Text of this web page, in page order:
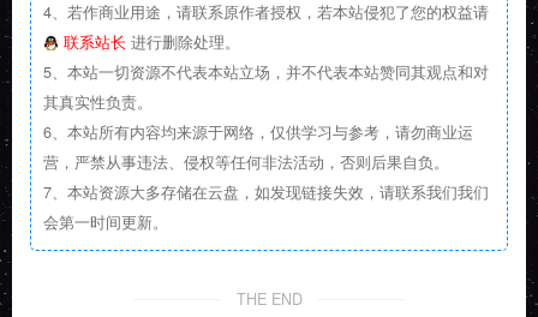
4、若作商业用途，请联系原作者授权，若本站侵犯了您的权益请
联系站长 进行删除处理。
5、本站一切资源不代表本站立场，并不代表本站赞同其观点和对
其真实性负责。
6、本站所有内容均来源于网络，仅供学习与参考，请勿商业运
营，严禁从事违法、侵权等任何非法活动，否则后果自负。
7、本站资源大多存储在云盘，如发现链接失效，请联系我们我们
会第一时间更新。
THE END